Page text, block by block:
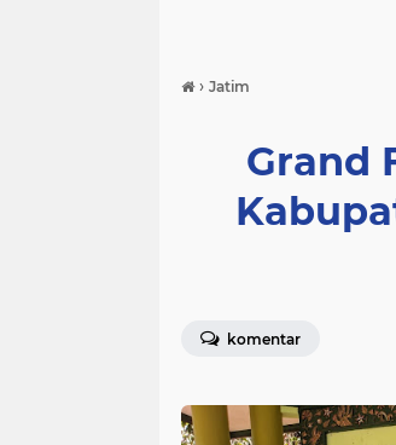
› Jatim
Grand
komentar